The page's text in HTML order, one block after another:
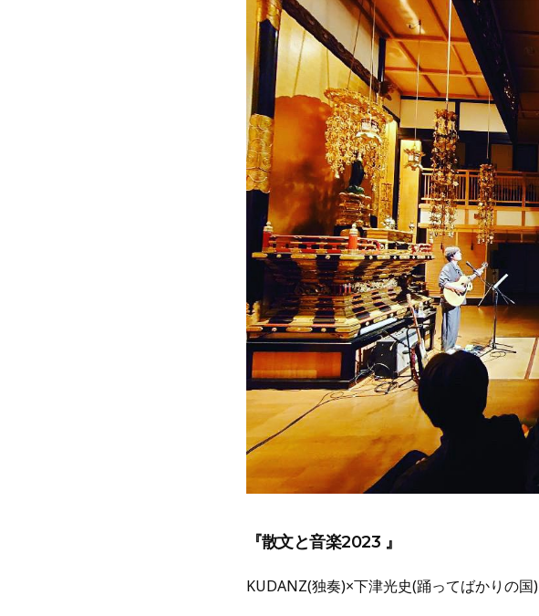
『散文と音楽2023 』
KUDANZ(独奏)×下津光史(踊ってばかりの国)